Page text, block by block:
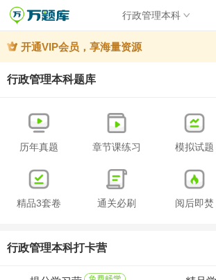
行政管理本科
开通VIP会员，享海量资源
行政管理本科题库
历年真题 章节课练习 模拟试题
精品3套卷 通关必刷 阅后即焚
行政管理本科打卡营